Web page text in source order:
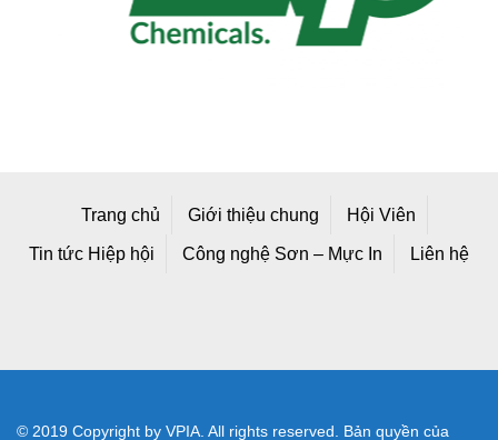
Trang chủ Giới thiệu chung Hội Viên
Tin tức Hiệp hội Công nghệ Sơn – Mực In Liên hệ
© 2019 Copyright by VPIA. All rights reserved. Bản quyền của